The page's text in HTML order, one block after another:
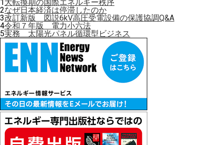
1 大転換期の国際エネルギー秩序
2なぜ日本経済は停滞したのか
3改訂新版 図説6kV高圧受電設備の保護協調Q&A
4令和７年版 電力小六法
5実務 太陽光パネル循環型ビジネス